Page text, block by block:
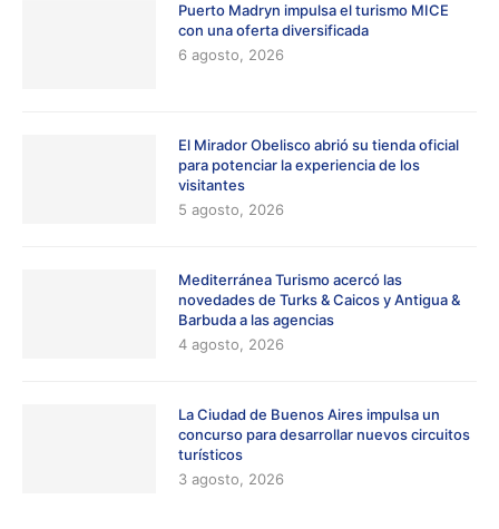
Puerto Madryn impulsa el turismo MICE
con una oferta diversificada
6 agosto, 2026
El Mirador Obelisco abrió su tienda oficial
para potenciar la experiencia de los
visitantes
5 agosto, 2026
Mediterránea Turismo acercó las
novedades de Turks & Caicos y Antigua &
Barbuda a las agencias
4 agosto, 2026
La Ciudad de Buenos Aires impulsa un
concurso para desarrollar nuevos circuitos
turísticos
3 agosto, 2026